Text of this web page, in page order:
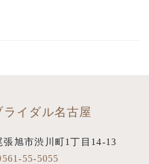
ライダル名古屋
張旭市渋川町1丁目14-13
55-5055